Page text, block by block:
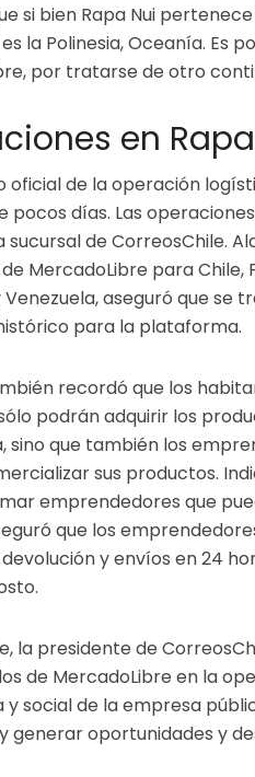
si bien Rapa Nui
la Polinesia, Oceanía. Es
por tratarse de otro
en
oficial de la operación
pocos días. Las
sucursal de CorreosChile.
MercadoLibre para Chile,
aseguró que se
para la plataforma.
recordó que los
podrán adquirir los
sino que también los
sus productos.
emprendedores que
que los
y envíos en 24
la presidente de
de MercadoLibre en la
social de la empresa
generar oportunidades y